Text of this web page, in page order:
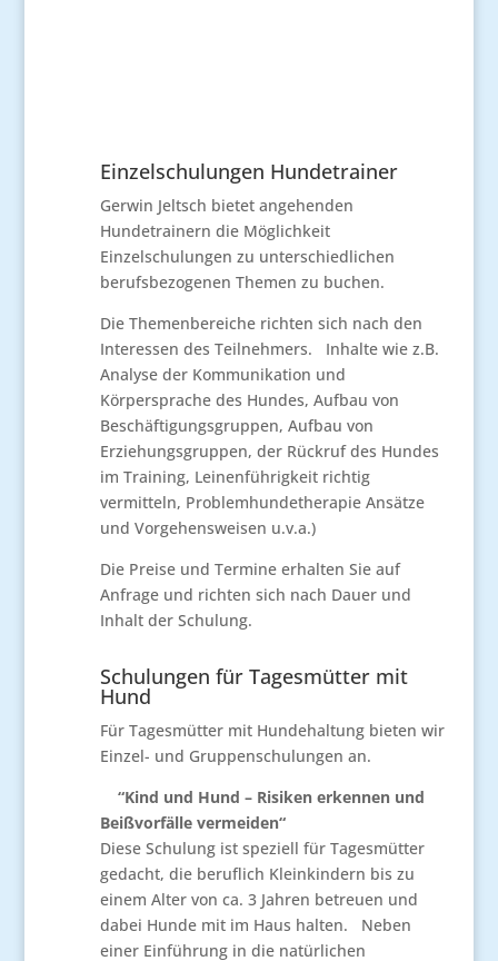
Einzelschulungen Hundetrainer
Gerwin Jeltsch bietet angehenden
Hundetrainern die Möglichkeit
Einzelschulungen zu unterschiedlichen
berufsbezogenen Themen zu buchen.
Die Themenbereiche richten sich nach den
Interessen des Teilnehmers. Inhalte wie z.B.
Analyse der Kommunikation und
Körpersprache des Hundes, Aufbau von
Beschäftigungsgruppen, Aufbau von
Erziehungsgruppen, der Rückruf des Hundes
im Training, Leinenführigkeit richtig
vermitteln, Problemhundetherapie Ansätze
und Vorgehensweisen u.v.a.)
Die Preise und Termine erhalten Sie auf
Anfrage und richten sich nach Dauer und
Inhalt der Schulung.
Schulungen für Tagesmütter mit
Hund
Für Tagesmütter mit Hundehaltung bieten wir
Einzel- und Gruppenschulungen an.
“Kind und Hund – Risiken erkennen und
Beißvorfälle vermeiden“
Diese Schulung ist speziell für Tagesmütter
gedacht, die beruflich Kleinkindern bis zu
einem Alter von ca. 3 Jahren betreuen und
dabei Hunde mit im Haus halten. Neben
einer Einführung in die natürlichen